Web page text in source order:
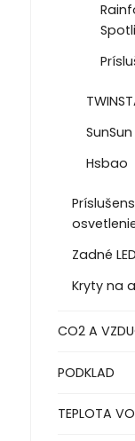
SunSun
Hsbao
Zadné
Kryty na
CO2 A
PODKLAD
TEPLOTA